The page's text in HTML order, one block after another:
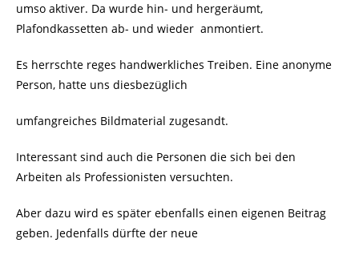
umso aktiver. Da wurde hin- und hergeräumt,
Plafondkassetten ab- und wieder anmontiert.
Es herrschte reges handwerkliches Treiben. Eine anonyme
Person, hatte uns diesbezüglich
umfangreiches Bildmaterial zugesandt.
Interessant sind auch die Personen die sich bei den
Arbeiten als Professionisten versuchten.
Aber dazu wird es später ebenfalls einen eigenen Beitrag
geben. Jedenfalls dürfte der neue